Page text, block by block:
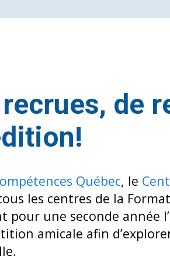
de
Québec, le
les centres de la
pour une seconde année
amicale afin